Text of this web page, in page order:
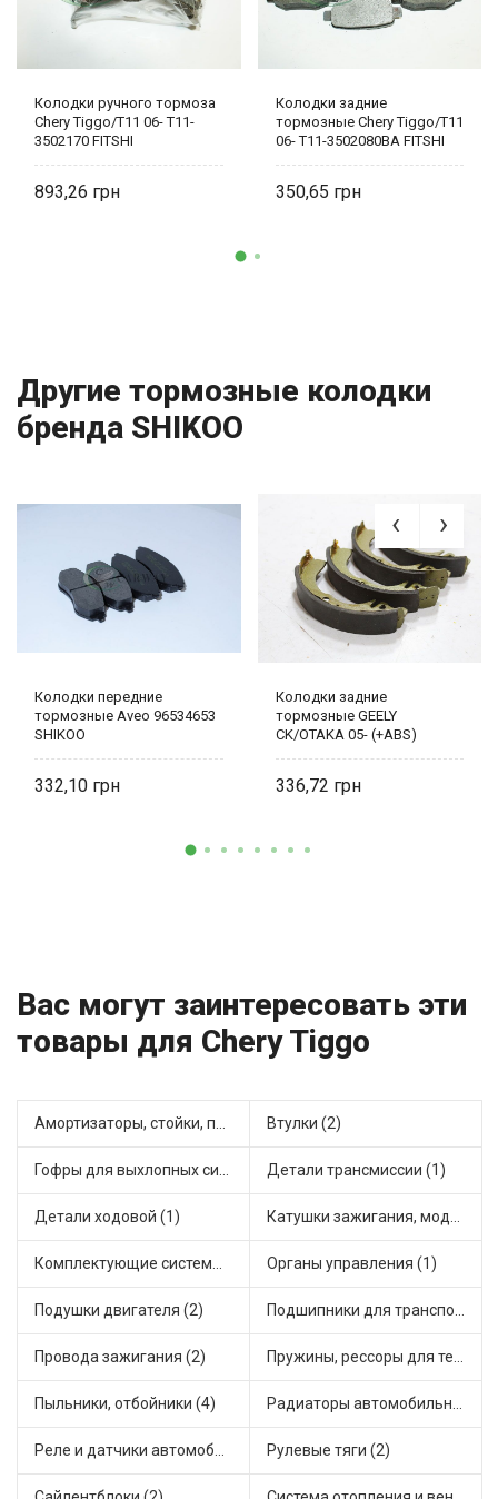
Колодки ручного тормоза
Chery Tiggo/T11 06- T11-
3502170 FITSHI
893,26
Колодки задние
тормозные Chery Tiggo/T11
06- T11-3502080BA FITSHI
350,65
Другие тормозные колодки
бренда SHIKOO
Колодки передние
тормозные Aveo 96534653
SHIKOO
332,10
Колодки задние
тормозные GEELY
CK/OTAKA 05- (+ABS)
336,72
Вас могут заинтересовать эти
товары для Chery Tiggo
Амортизаторы, стойки, подушки стоек (8) Втулки (2)
Гофры для выхлопных систем (2) Детали трансмиссии (1)
Детали ходовой (1) Катушки зажигания, модули зажигания (3)
Комплектующие системы выпуска отработавших газов (2) Органы управления (1)
Подушки двигателя (2) Подшипники для транспорта (3)
Провода зажигания (2) Пружины, рессоры для техники (2)
Пыльники, отбойники (4) Радиаторы автомобильные (1)
Реле и датчики автомобильные (5) Рулевые тяги (2)